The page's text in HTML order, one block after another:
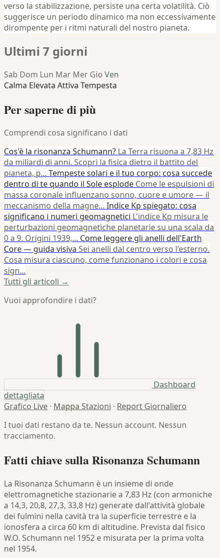
verso la stabilizzazione, persiste una certa volatilità. Ciò
suggerisce un periodo dinamico ma non eccessivamente
dirompente per i ritmi naturali del nostro pianeta.
Ultimi 7 giorni
Sab Dom Lun Mar Mer Gio Ven
Calma Elevata Attiva Tempesta
Per saperne di più
Comprendi cosa significano i dati
Cos'è la risonanza Schumann? La Terra risuona a 7,83 Hz
da miliardi di anni. Scopri la fisica dietro il battito del
pianeta, p... Tempeste solari e il tuo corpo: cosa succede
dentro di te quando il Sole esplode Come le espulsioni di
massa coronale influenzano sonno, cuore e umore — il
meccanismo della magne... Indice Kp spiegato: cosa
significano i numeri geomagnetici L'indice Kp misura le
perturbazioni geomagnetiche planetarie su una scala da
0 a 9. Origini 1939,... Come leggere gli anelli dell'Earth
Core — guida visiva Sei anelli dal centro verso l'esterno.
Cosa misura ciascuno, come funzionano i colori e cosa
sign...
Tutti gli articoli →
Vuoi approfondire i dati?
Dashboard
dettagliata
Grafico Live · Mappa Stazioni · Report Giornaliero
I tuoi dati restano da te. Nessun account. Nessun
tracciamento.
Fatti chiave sulla Risonanza Schumann
La Risonanza Schumann è un insieme di onde
elettromagnetiche stazionarie a 7,83 Hz (con armoniche
a 14,3, 20,8, 27,3, 33,8 Hz) generate dall'attività globale
dei fulmini nella cavità tra la superficie terrestre e la
ionosfera a circa 60 km di altitudine. Prevista dal fisico
W.O. Schumann nel 1952 e misurata per la prima volta
nel 1954.